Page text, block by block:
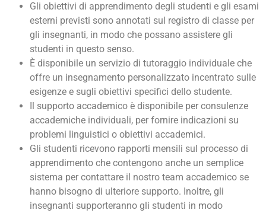
Gli obiettivi di apprendimento degli studenti e gli esami
esterni previsti sono annotati sul registro di classe per
gli insegnanti, in modo che possano assistere gli
studenti in questo senso.
È disponibile un servizio di tutoraggio individuale che
offre un insegnamento personalizzato incentrato sulle
esigenze e sugli obiettivi specifici dello studente.
Il supporto accademico è disponibile per consulenze
accademiche individuali, per fornire indicazioni su
problemi linguistici o obiettivi accademici.
Gli studenti ricevono rapporti mensili sul processo di
apprendimento che contengono anche un semplice
sistema per contattare il nostro team accademico se
hanno bisogno di ulteriore supporto. Inoltre, gli
insegnanti supporteranno gli studenti in modo